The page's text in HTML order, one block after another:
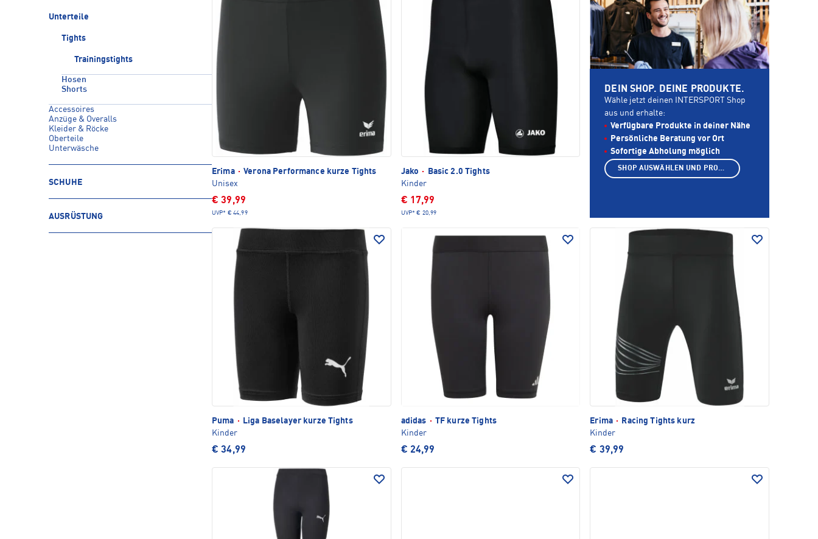
Unterteile
Tights
Trainingstights
Hosen
Shorts
Accessoires
Anzüge & Overalls
Kleider & Röcke
Oberteile
Unterwäsche
SCHUHE
AUSRÜSTUNG
Erima · Verona Performance kurze Tights
Unisex
€ 39,99
UVP* € 44,99
Jako ·
Basic 2.0 Tights
Kinder
€ 17,99
UVP* € 20,99
Puma ·
Liga Baselayer kurze Tights
Kinder
€ 34,99
adidas · TF kurze Tights
Kinder
€ 24,99
Erima ·
Racing Tights kurz
Kinder
€ 39,99
DEIN SHOP. DEINE PRODUKTE.
Wähle jetzt deinen INTERSPORT Shop
aus und erhalte:
Verfügbare Produkte in deiner Nähe
Persönliche Beratung vor Ort
Sofortige Abholung möglich
SHOP AUSWÄHLEN UND PRODUKTE ANZEIGEN